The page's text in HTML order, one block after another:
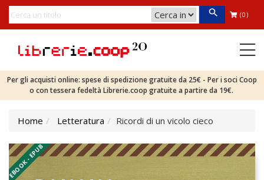
(0)
Per gli acquisti online: spese di spedizione gratuite da 25€ - Per i soci Coop
o con tessera fedeltà Librerie.coop gratuite a partire da 19€.
Home Letteratura Ricordi di un vicolo cieco
EBOOK - EPUB